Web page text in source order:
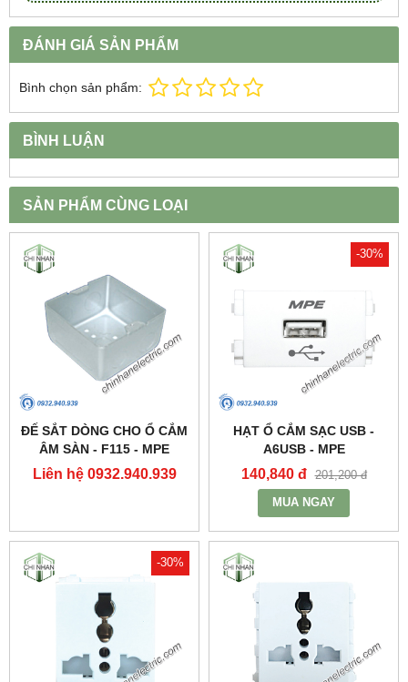
ĐÁNH GIÁ SẢN PHẨM
Bình chọn sản phẩm:
BÌNH LUẬN
SẢN PHẨM CÙNG LOẠI
ĐẾ SẮT DÒNG CHO Ổ CẮM
ÂM SÀN - F115 - MPE
Liên hệ 0932.940.939
-30%
HẠT Ổ CẮM SẠC USB -
A6USB - MPE
140,840 đ 201,200 đ
MUA NGAY
-30%